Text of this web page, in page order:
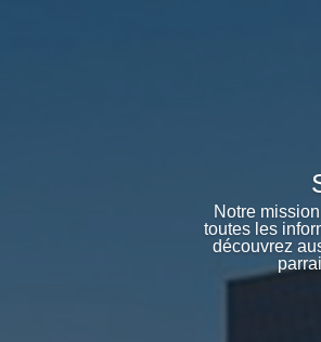
Notre
toutes les
découvrez